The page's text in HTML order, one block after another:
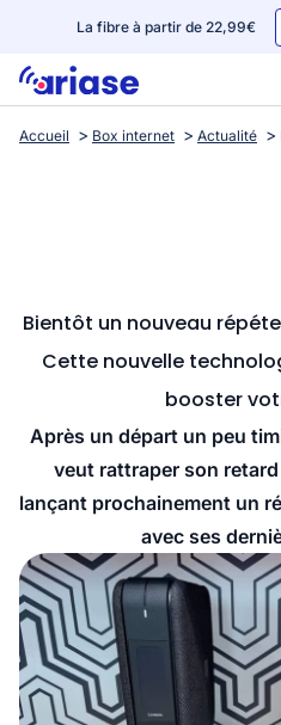
La fibre à partir de 22,99€
Box internet
Streaming
Accueil Box internet Actualité
Bientôt un nouveau
Cette nouvelle
booster
Après un départ un peu
veut rattraper son
lançant prochainement un
avec ses